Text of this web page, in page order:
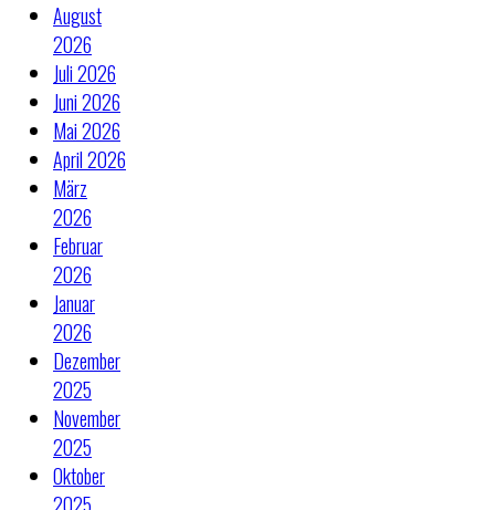
August
2026
Juli 2026
Juni 2026
Mai 2026
April 2026
März
2026
Februar
2026
Januar
2026
Dezember
2025
November
2025
Oktober